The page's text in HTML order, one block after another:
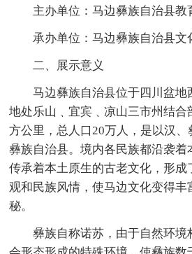
主办单位：马边彝族自治县教
承办单位：马边彝族自治县文
二、展示意义
马边彝族自治县位于四川盆地
地处乐山﹑宜宾﹑凉山三市州结合
方公里，总人口20万人，是以汉
彝族自治县。境内各民族都沿袭着
传承着本土原生的古老文化，形成
观和民族风情，使马边文化变得丰
秘。
彝族自称诺苏，由于自然环境